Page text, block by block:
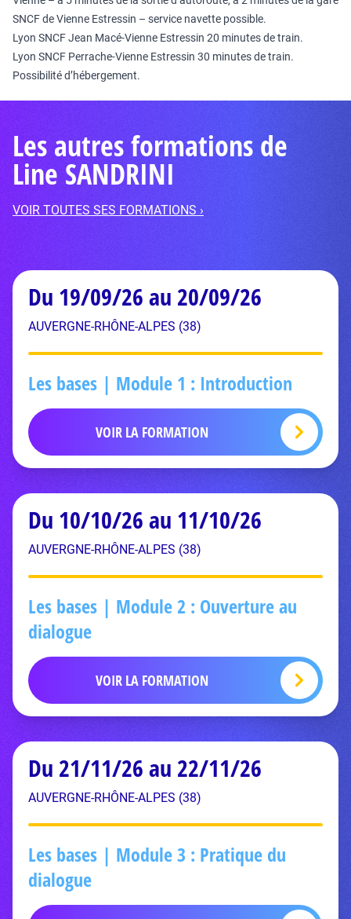
SNCF de Vienne Estressin – service navette possible.
Lyon SNCF Jean Macé-Vienne Estressin 20 minutes de train.
Lyon SNCF Perrache-Vienne Estressin 30 minutes de train.
Possibilité d’hébergement.
Les autres formations de
Line SANDRINI
VOIR TOUTES SES FORMATIONS ›
Du 19/09/26 au 20/09/26
AUVERGNE-RHÔNE-ALPES (38)
Les bases | Module 1 : Introduction
VOIR LA FORMATION
Du 10/10/26 au 11/10/26
AUVERGNE-RHÔNE-ALPES (38)
Les bases | Module 2 : Ouverture au
dialogue
VOIR LA FORMATION
Du 21/11/26 au 22/11/26
AUVERGNE-RHÔNE-ALPES (38)
Les bases | Module 3 : Pratique du
dialogue